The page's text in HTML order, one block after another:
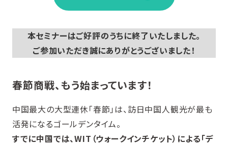
本セミナーはご好評のうちに終了いたしました。
ご参加いただき誠にありがとうございました！
春節商戦、もう始まっています！
中国最大の大型連休「春節」は、訪日中国人観光が最も
活発になるゴールデンタイム。
すでに中国では、WIT（ウォークインチケット）による「デ